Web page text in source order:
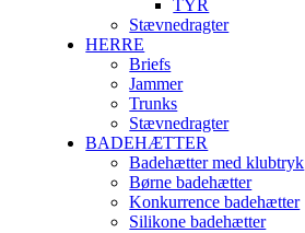
TYR
Stævnedragter
HERRE
Briefs
Jammer
Trunks
Stævnedragter
BADEHÆTTER
Badehætter med klubtryk
Børne badehætter
Konkurrence badehætter
Silikone badehætter